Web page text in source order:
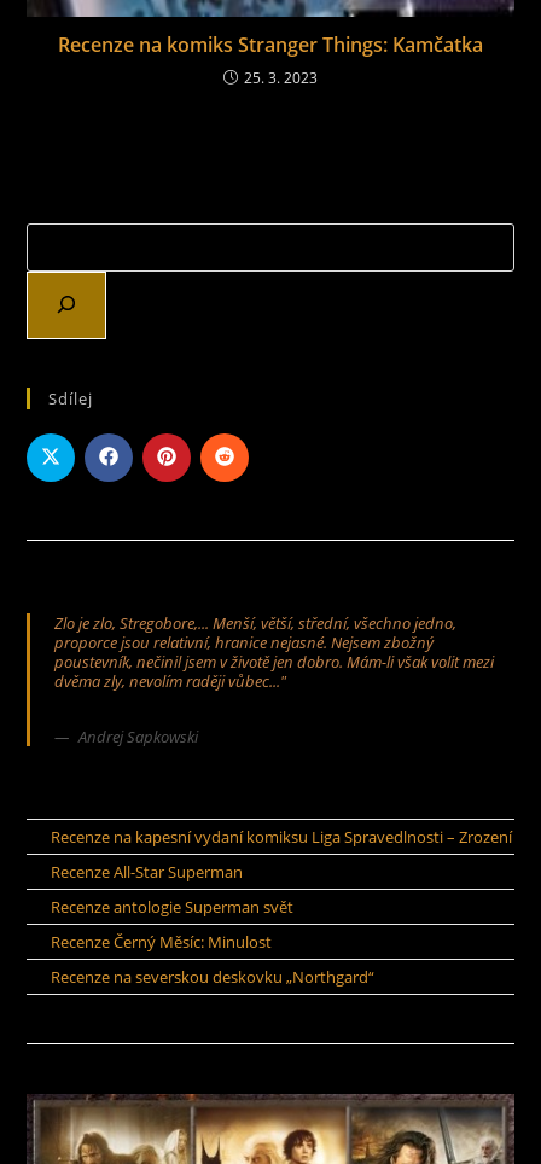
Recenze na komiks Stranger Things: Kamčatka
25. 3. 2023
Sdílej
Zlo je zlo, Stregobore,... Menší, větší, střední, všechno jedno,
proporce jsou relativní, hranice nejasné. Nejsem zbožný
poustevník, nečinil jsem v životě jen dobro. Mám-li však volit mezi
dvěma zly, nevolím raději vůbec..."
Andrej Sapkowski
Recenze na kapesní vydaní komiksu Liga Spravedlnosti – Zrození
Recenze All-Star Superman
Recenze antologie Superman svět
Recenze Černý Měsíc: Minulost
Recenze na severskou deskovku „Northgard“